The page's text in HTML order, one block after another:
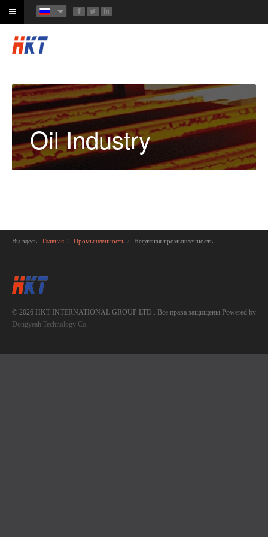
Oil Industry
Вы здесь: Главная Промышленность Нефтяная промышленность
© 2026 HKT INTERNATIONAL GROUP LTD.. Все права защищены.Powered by
Dongyeah Technology Co.